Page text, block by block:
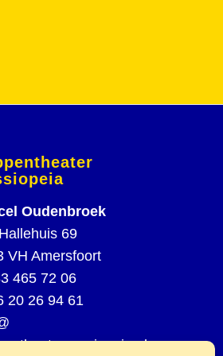
Oudenbroek
69
VH Amersfoort
465 72 06
20 26 94 61